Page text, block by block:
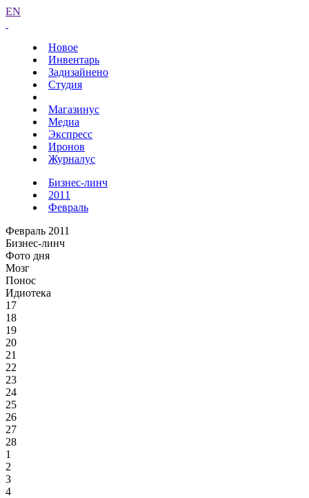
EN
Новое
Инвентарь
Задизайнено
Студия
Магазинус
Медиа
Экспресс
Иронов
Журналус
Бизнес-линч
2011
Февраль
Февраль 2011
Бизнес-линч
Фото дня
Мозг
Понос
Идиотека
17
18
19
20
21
22
23
24
25
26
27
28
1
2
3
4